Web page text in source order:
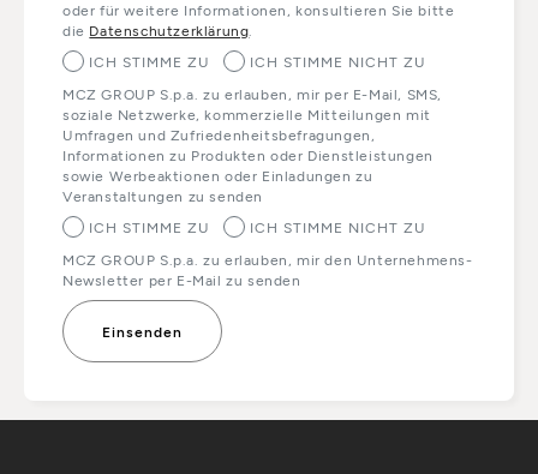
oder für weitere Informationen, konsultieren Sie bitte
die Datenschutzerklärung
ICH STIMME ZU
ICH STIMME NICHT ZU
MCZ GROUP S.p.a. zu erlauben, mir per E-Mail, SMS,
soziale Netzwerke, kommerzielle Mitteilungen mit
Umfragen und Zufriedenheitsbefragungen,
Informationen zu Produkten oder Dienstleistungen
sowie Werbeaktionen oder Einladungen zu
Veranstaltungen zu senden
ICH STIMME ZU
ICH STIMME NICHT ZU
MCZ GROUP S.p.a. zu erlauben, mir den Unternehmens-
Newsletter per E-Mail zu senden